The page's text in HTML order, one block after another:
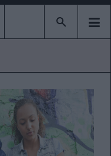
Type 2 or